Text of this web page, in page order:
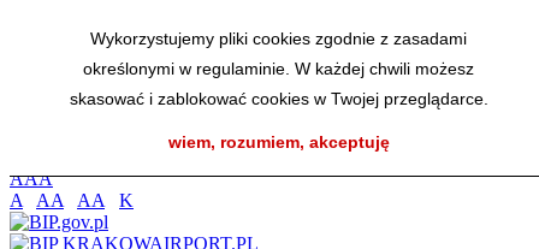
Wykorzystujemy pliki cookies zgodnie z zasadami
określonymi w regulaminie. W każdej chwili możesz
skasować i zablokować cookies w Twojej przeglądarce.
wiem, rozumiem, akceptuję
Przejdź do menu głównego
Przejdź do menu dolnego
Przejdź do mapy strony
Przejdź do wyszukiwarki
AAA
A
AA AA K